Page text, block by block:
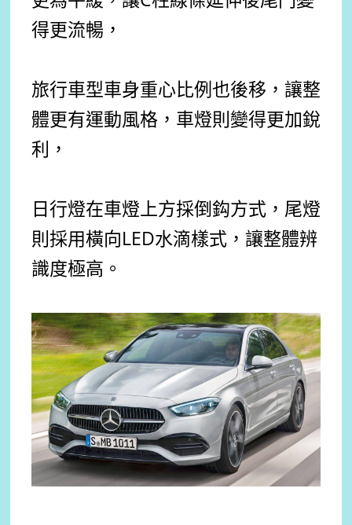
得更流暢，
旅行車型車身重心比例也後移，讓整
體更有運動風格，車燈則變得更加銳
利，
日行燈在車燈上方採倒鈎方式，尾燈
則採用橫向LED水滴樣式，讓整體辨
識度極高。